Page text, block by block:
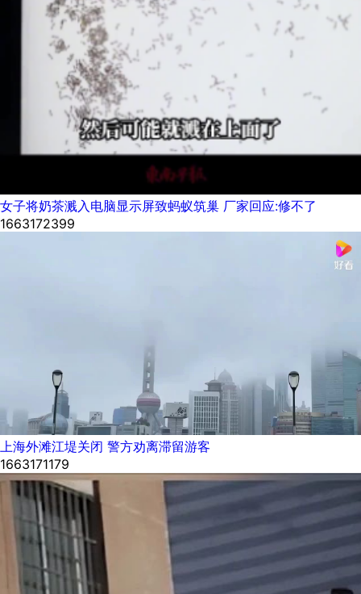
女子将奶茶溅入电脑显示屏致蚂蚁筑巢 厂家回应:修不了
1663172399
上海外滩江堤关闭 警方劝离滞留游客
1663171179